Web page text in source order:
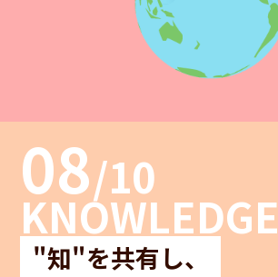
08/10
KNOWLEDGE
"知"を共有し、